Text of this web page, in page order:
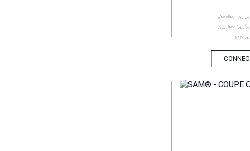
Veuillez
voir les
vos
EN